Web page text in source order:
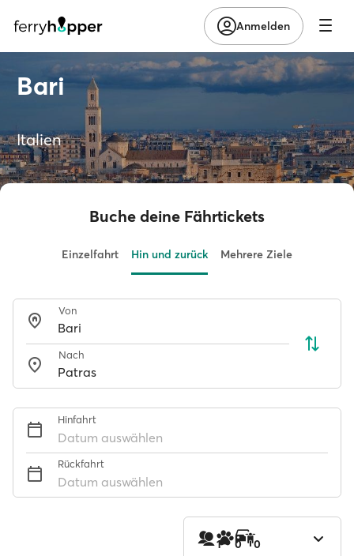
Anmelden
Bari
Italien
Buche deine Fährtickets
Einzelfahrt Hin und zurück Mehrere Ziele
Von
Nach
Hinfahrt
Datum auswählen
Rückfahrt
Datum auswählen
1 0 0